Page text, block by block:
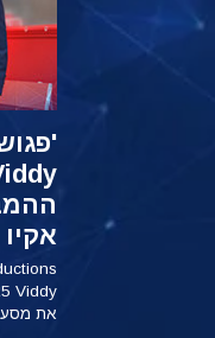
Viddy ‏2025 עבור הפרק של
את